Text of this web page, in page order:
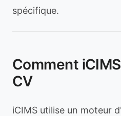
spécifique.
Comment
CV
iCIMS utilise un moteur